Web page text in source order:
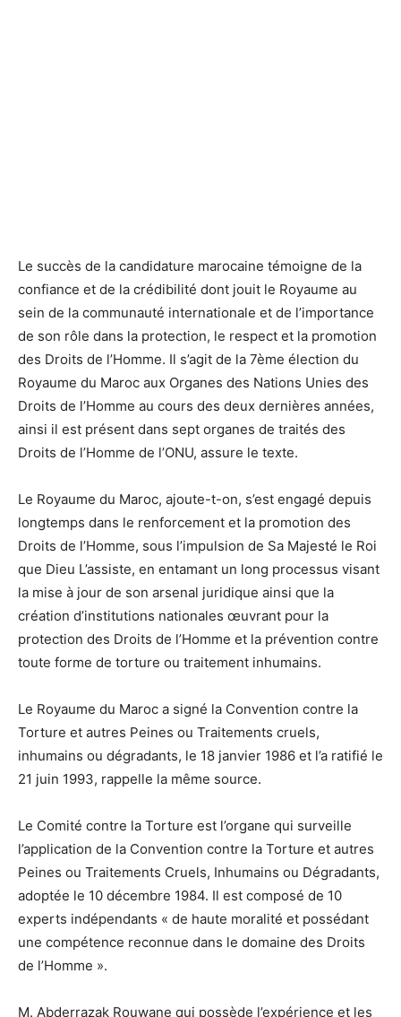
Le succès de la candidature marocaine témoigne de la
confiance et de la crédibilité dont jouit le Royaume au
sein de la communauté internationale et de l’importance
de son rôle dans la protection, le respect et la promotion
des Droits de l’Homme. Il s’agit de la 7ème élection du
Royaume du Maroc aux Organes des Nations Unies des
Droits de l’Homme au cours des deux dernières années,
ainsi il est présent dans sept organes de traités des
Droits de l’Homme de l’ONU, assure le texte.
Le Royaume du Maroc, ajoute-t-on, s’est engagé depuis
longtemps dans le renforcement et la promotion des
Droits de l’Homme, sous l’impulsion de Sa Majesté le Roi
que Dieu L’assiste, en entamant un long processus visant
la mise à jour de son arsenal juridique ainsi que la
création d’institutions nationales œuvrant pour la
protection des Droits de l’Homme et la prévention contre
toute forme de torture ou traitement inhumains.
Le Royaume du Maroc a signé la Convention contre la
Torture et autres Peines ou Traitements cruels,
inhumains ou dégradants, le 18 janvier 1986 et l’a ratifié le
21 juin 1993, rappelle la même source.
Le Comité contre la Torture est l’organe qui surveille
l’application de la Convention contre la Torture et autres
Peines ou Traitements Cruels, Inhumains ou Dégradants,
adoptée le 10 décembre 1984. Il est composé de 10
experts indépendants « de haute moralité et possédant
une compétence reconnue dans le domaine des Droits
de l’Homme ».
M. Abderrazak Rouwane qui possède l’expérience et les